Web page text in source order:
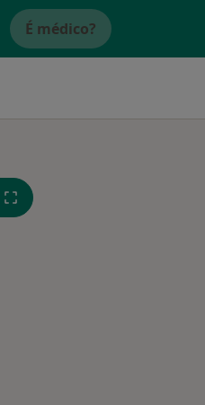
É médico?
Sáb,
15 Ago